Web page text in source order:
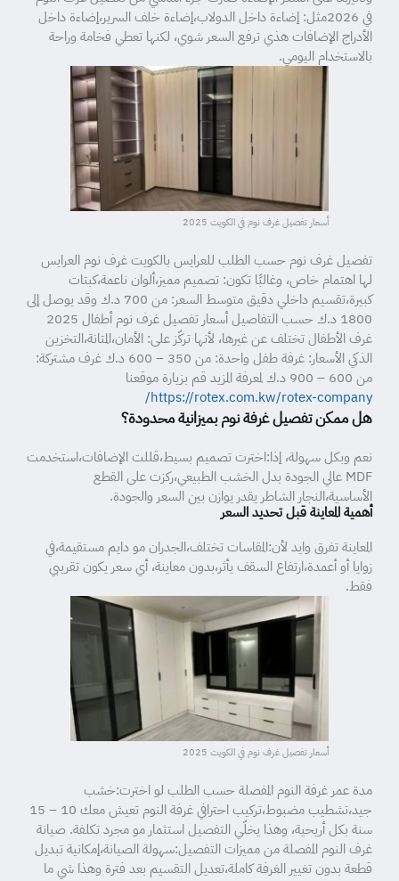
في 2026مثل: إضاءة داخل الدولاب،إضاءة خلف السرير،إضاءة داخل
الأدراج الإضافات هذي ترفع السعر شوي، لكنها تعطي فخامة وراحة
بالاستخدام اليومي.
أسعار تفصيل غرف نوم في الكويت 2025
تفصيل غرف نوم حسب الطلب للعرايس بالكويت غرف نوم العرايس
لها اهتمام خاص، وغالبًا تكون: تصميم مميز،ألوان ناعمة،كبتات
كبيرة،تقسيم داخلي دقيق متوسط السعر: من 700 د.ك وقد يوصل إلى
1800 د.ك حسب التفاصيل أسعار تفصيل غرف نوم أطفال 2025
غرف الأطفال تختلف عن غيرها، لأنها تركّز على: الأمان،المتانة،التخزين
الذكي الأسعار: غرفة طفل واحدة: من 350 – 600 د.ك غرف مشتركة:
من 600 – 900 د.ك لمعرفة المزيد قم بزيارة موقعنا
https://rotex.com.kw/rotex-company/
هل ممكن تفصيل غرفة نوم بميزانية محدودة؟
نعم وبكل سهولة، إذا:اخترت تصميم بسيط،قللت الإضافات،استخدمت
MDF عالي الجودة بدل الخشب الطبيعي،ركزت على القطع
الأساسية،النجار الشاطر يقدر يوازن بين السعر والجودة.
أهمية المعاينة قبل تحديد السعر
المعاينة تفرق وايد لأن:المقاسات تختلف،الجدران مو دايم مستقيمة،في
زوايا أو أعمدة،ارتفاع السقف يأثر،بدون معاينة، أي سعر يكون تقريبي
فقط.
أسعار تفصيل غرف نوم في الكويت 2025
مدة عمر غرفة النوم المفصلة حسب الطلب لو اخترت:خشب
جيد،تشطيب مضبوط،تركيب احترافي غرفة النوم تعيش معك 10 – 15
سنة بكل أريحية، وهذا يخلّي التفصيل استثمار مو مجرد تكلفة. صيانة
غرف النوم المفصلة من مميزات التفصيل:سهولة الصيانة،إمكانية تبديل
قطعة بدون تغيير الغرفة كاملة،تعديل التقسيم بعد فترة وهذا شي ما